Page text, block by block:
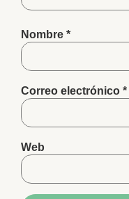
Nombre *
Correo electrónico *
Web